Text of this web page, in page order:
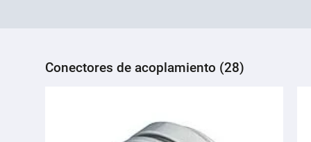
Conectores de acoplamiento (28)